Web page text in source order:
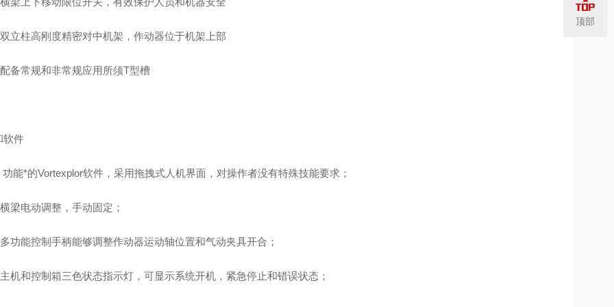
柱高刚度精密对中机架，作动器位于机架上部
常规和非常规应用所须T型槽
软件
能*的Vortexplor软件，采用拖拽式人机界面，对操作者没有特殊技能要求；
电动调整，手动固定；
能控制手柄能够调整作动器运动轴位置和气动夹具开合；
和控制箱三色状态指示灯，可显示系统开机，紧急停止和错误状态；
顶部